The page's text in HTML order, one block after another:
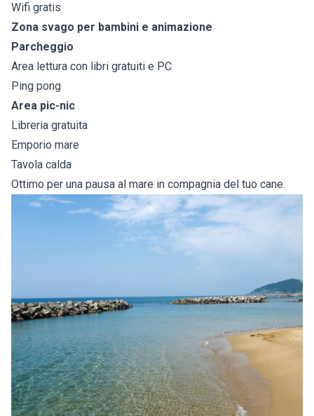
Wifi gratis
Zona svago per bambini e animazione
Parcheggio
Area lettura con libri gratuiti e PC
Ping pong
Area pic-nic
Libreria gratuita
Emporio mare
Tavola calda
Ottimo per una pausa al mare in compagnia del tuo cane.